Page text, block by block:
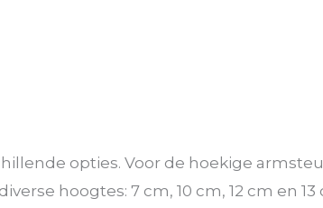
opties. Voor de hoekige
hoogtes: 7 cm, 10 cm, 12 cm en 13